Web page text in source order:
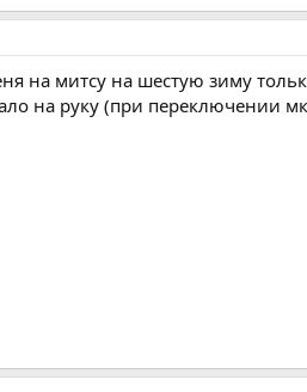
на митсу на шестую зиму
на руку (при переключении